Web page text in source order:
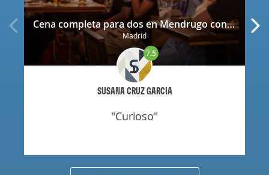
Cena completa para dos en Mendrugo con cerveza artesana incluida
Madrid
SUSANA CRUZ GARCIA
7.5
"curioso"